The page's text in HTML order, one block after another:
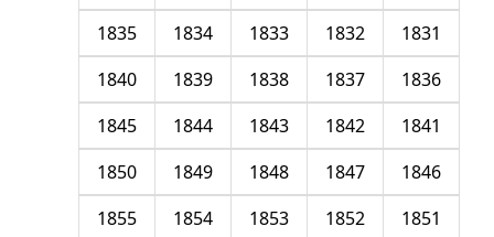
1831
1832
1833
1834
1835
1836
1837
1838
1839
1840
1841
1842
1843
1844
1845
1846
1847
1848
1849
1850
1851
1852
1853
1854
1855